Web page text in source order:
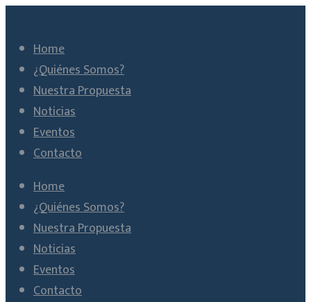
Home
¿Quiénes Somos?
Nuestra Propuesta
Noticias
Eventos
Contacto
Home
¿Quiénes Somos?
Nuestra Propuesta
Noticias
Eventos
Contacto